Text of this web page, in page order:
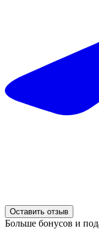
Оставить отзыв
Больше бонусов и